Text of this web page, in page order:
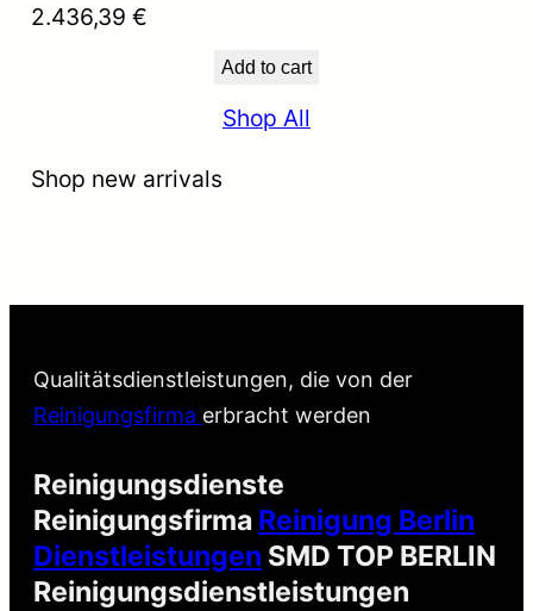
2.436,39 €
Add to cart
Shop All
Shop new arrivals
Qualitätsdienstleistungen, die von der
Reinigungsfirma erbracht werden
Reinigungsdienste
Reinigungsfirma Reinigung Berlin
Dienstleistungen SMD TOP BERLIN
Reinigungsdienstleistungen